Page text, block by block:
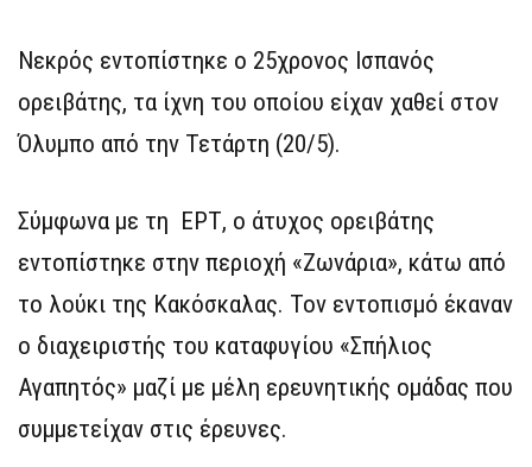
Νεκρός εντοπίστηκε ο 25χρονος Ισπανός
ορειβάτης, τα ίχνη του οποίου είχαν χαθεί στον
Όλυμπο από την Τετάρτη (20/5).
Σύμφωνα με τη ΕΡΤ, ο άτυχος ορειβάτης
εντοπίστηκε στην περιοχή «Ζωνάρια», κάτω από
το λούκι της Κακόσκαλας. Τον εντοπισμό έκαναν
ο διαχειριστής του καταφυγίου «Σπήλιος
Αγαπητός» μαζί με μέλη ερευνητικής ομάδας που
συμμετείχαν στις έρευνες.